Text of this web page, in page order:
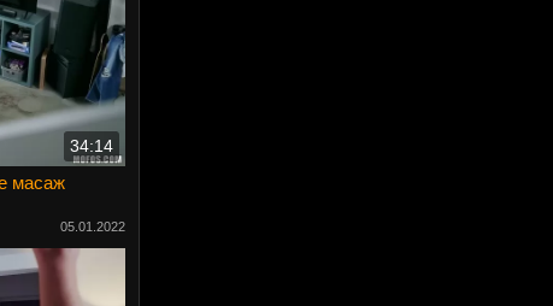
34:14
масаж
05.01.2022